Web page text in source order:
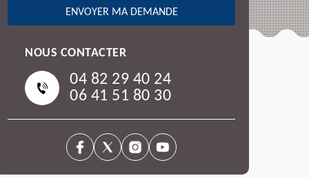
NOUS CONTACTER
04 82 29 40 24
06 41 51 80 30